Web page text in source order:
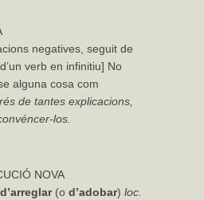
negatives, seguit de
verb en infinitiu] No
alguna cosa com
de tantes explicacions,
los.
NOVA
d’arreglar (od’adobar)loc.